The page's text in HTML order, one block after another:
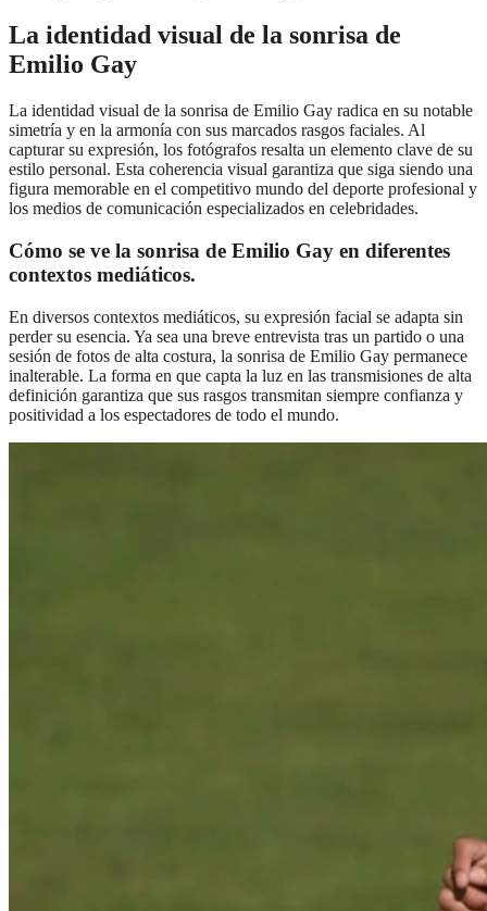
La identidad visual de la sonrisa de
Emilio Gay
La identidad visual de la sonrisa de Emilio Gay radica en su notable
simetría y en la armonía con sus marcados rasgos faciales. Al
capturar su expresión, los fotógrafos resalta un elemento clave de su
estilo personal. Esta coherencia visual garantiza que siga siendo una
figura memorable en el competitivo mundo del deporte profesional y
los medios de comunicación especializados en celebridades.
Cómo se ve la sonrisa de Emilio Gay en diferentes
contextos mediáticos.
En diversos contextos mediáticos, su expresión facial se adapta sin
perder su esencia. Ya sea una breve entrevista tras un partido o una
sesión de fotos de alta costura, la sonrisa de Emilio Gay permanece
inalterable. La forma en que capta la luz en las transmisiones de alta
definición garantiza que sus rasgos transmitan siempre confianza y
positividad a los espectadores de todo el mundo.